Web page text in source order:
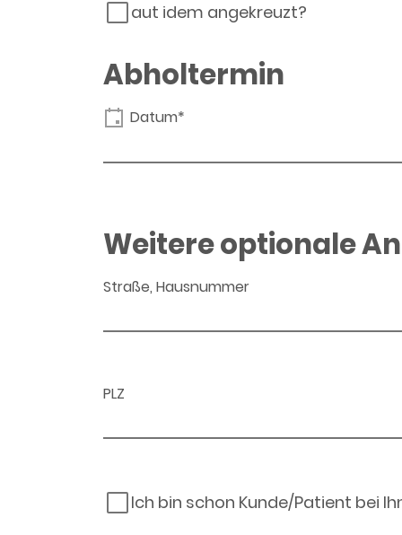
aut idem angekreuzt?
Abholtermin
Datum*
Weitere optionale
Straße, Hausnummer
PLZ
Ich bin schon Kunde/Patient bei